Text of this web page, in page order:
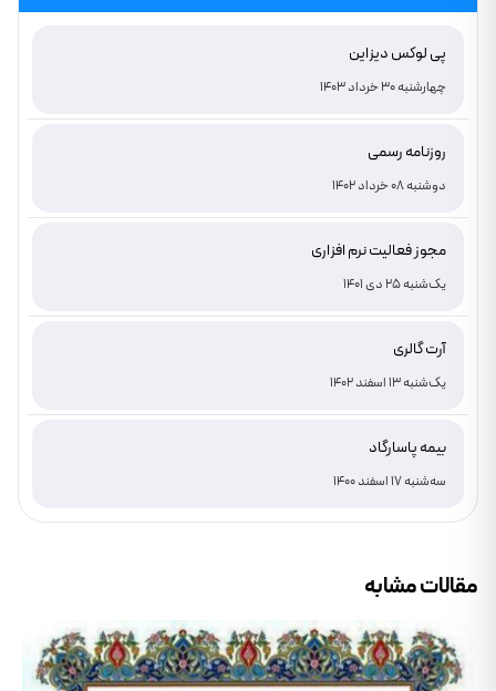
پی لوکس دیزاین
چهارشنبه 30 خرداد 1403
روزنامه رسمی
دوشنبه 08 خرداد 1402
مجوز فعالیت نرم افزاری
یک‌شنبه 25 دی 1401
آرت گالری
یک‌شنبه 13 اسفند 1402
بیمه پاسارگاد
سه‌شنبه 17 اسفند 1400
مقالات مشابه